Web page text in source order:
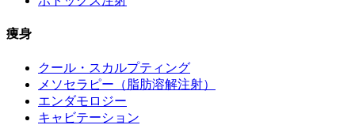
痩身
クール・スカルプティング
メソセラピー（脂肪溶解注射）
エンダモロジー
キャビテーション